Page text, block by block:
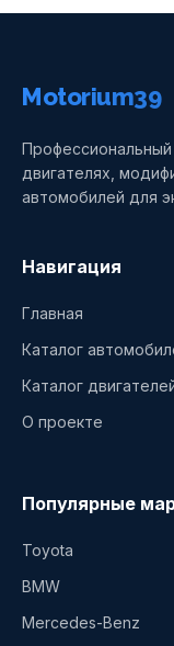
Motorium39
двигателях,
автомобилей для
Навигация
Главная
Каталог
Каталог
О проекте
Популярные
Toyota
BMW
Mercedes-Benz